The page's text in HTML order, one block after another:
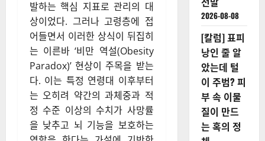
발하는 핵심 지표로 관리의 대
상이었다. 그러나 고령층에 접
어들면서 이러한 상식이 뒤집히
는 이른바 ‘비만 역설(Obesity
Paradox)’ 현상이 주목을 받는
다. 이는 특정 연령대 이후부터
는 오히려 약간의 과체중과 적
정 수준 이상의 수치가 사망률
을 낮추고 뇌 기능을 보호하는
2026-08-08
[칼럼] 표피
낭인 줄 알
았는데 털
이 주범? 피
부 속 이물
질이 만드
는 혹의 정